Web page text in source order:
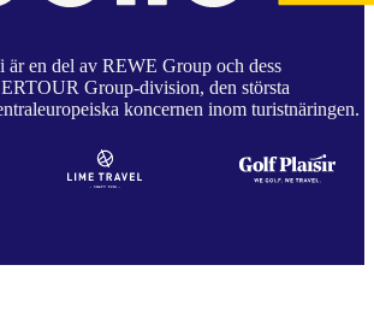
är en del av REWE Group och dess
Group-division, den största
koncernen inom turistnäringen.